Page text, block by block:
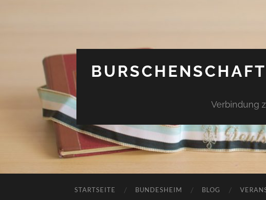
Verbindung
STARTSEITE BUNDESHEIM BLOG